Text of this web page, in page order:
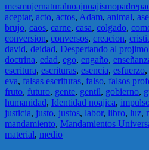
mesmujernaturalnoajnoajismopadre
aceptar, acto, actos, Adam, animal,
brujo, caos, carne, casa, colgado,
conversion, conversos, creacion,
david, deidad, Despertando al projimo
doctrina, edad, ego, engaño,
escritura, escrituras, esencia, esfuerzo,
eva, falsas escrituras, falso, falsos
fruto, futuro, gente, gentil, gobierno,
humanidad, Identidad noajica,
justicia, justo, justos, labor, libro, luz,
mandamiento, Mandamientos
material, medio